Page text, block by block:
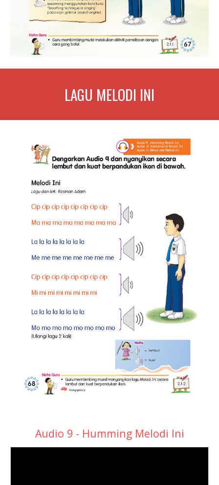
LAGU MELODI INI
Audio 9 - Humming Melodi Ini